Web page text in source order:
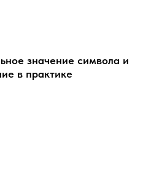
значение символа и
в практике